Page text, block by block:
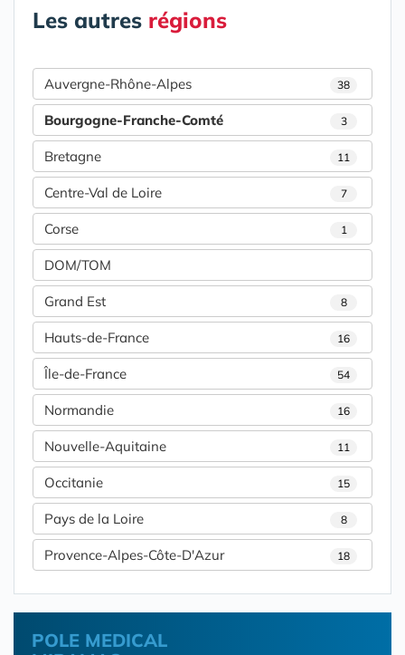
Les autres régions
Auvergne-Rhône-Alpes 38
Bourgogne-Franche-Comté 3
Bretagne 11
Centre-Val de Loire 7
Corse 1
DOM/TOM
Grand Est 8
Hauts-de-France 16
Île-de-France 54
Normandie 16
Nouvelle-Aquitaine 11
Occitanie 15
Pays de la Loire 8
Provence-Alpes-Côte-D'Azur 18
POLE MEDICAL